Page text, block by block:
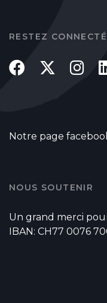
RESTEZ
Notre page
NOUS SOUTENIR
Un grand merci
IBAN: CH77 0076